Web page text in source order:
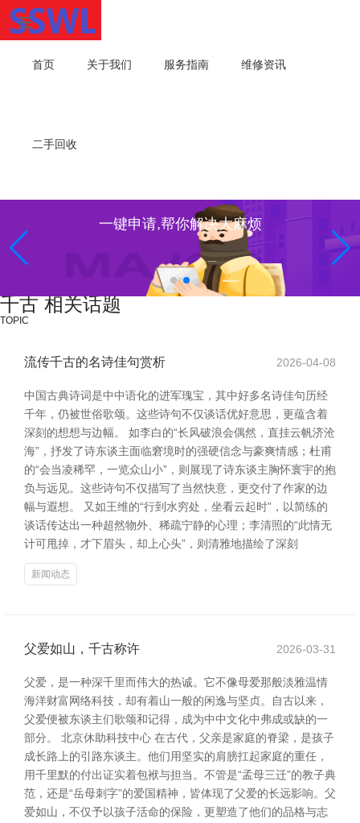
首页 关于我们 服务指南 维修资讯
二手回收
一键申请,帮你解决大麻烦
千古 相关话题
TOPIC
流传千古的名诗佳句赏析 2026-04-08
中国古典诗词是中中语化的进军瑰宝，其中好多名诗佳句历经
千年，仍被世俗歌颂。这些诗句不仅谈话优好意思，更蕴含着
深刻的想想与边幅。 如李白的“长风破浪会偶然，直挂云帆济沧
海”，抒发了诗东谈主面临窘境时的强硬信念与豪爽情感；杜甫
的“会当凌稀罕，一览众山小”，则展现了诗东谈主胸怀寰宇的抱
负与远见。这些诗句不仅描写了当然快意，更交付了作家的边
幅与遐想。 又如王维的“行到水穷处，坐看云起时”，以简练的
谈话传达出一种超然物外、稀疏宁静的心理；李清照的“此情无
计可甩掉，才下眉头，却上心头”，则清雅地描绘了深刻
新闻动态
父爱如山，千古称许 2026-03-31
父爱，是一种深千里而伟大的热诚。它不像母爱那般淡雅温情
海洋财富网络科技，却有着山一般的闲逸与坚贞。自古以来，
父爱便被东谈主们歌颂和记得，成为中中文化中弗成或缺的一
部分。 北京休助科技中心 在古代，父亲是家庭的脊梁，是孩子
成长路上的引路东谈主。他们用坚实的肩膀扛起家庭的重任，
用千里默的付出证实着包袱与担当。不管是“孟母三迁”的教子典
范，还是“岳母刺字”的爱国精神，皆体现了父爱的长远影响。父
爱如山，不仅予以孩子活命的保险，更塑造了他们的品格与志